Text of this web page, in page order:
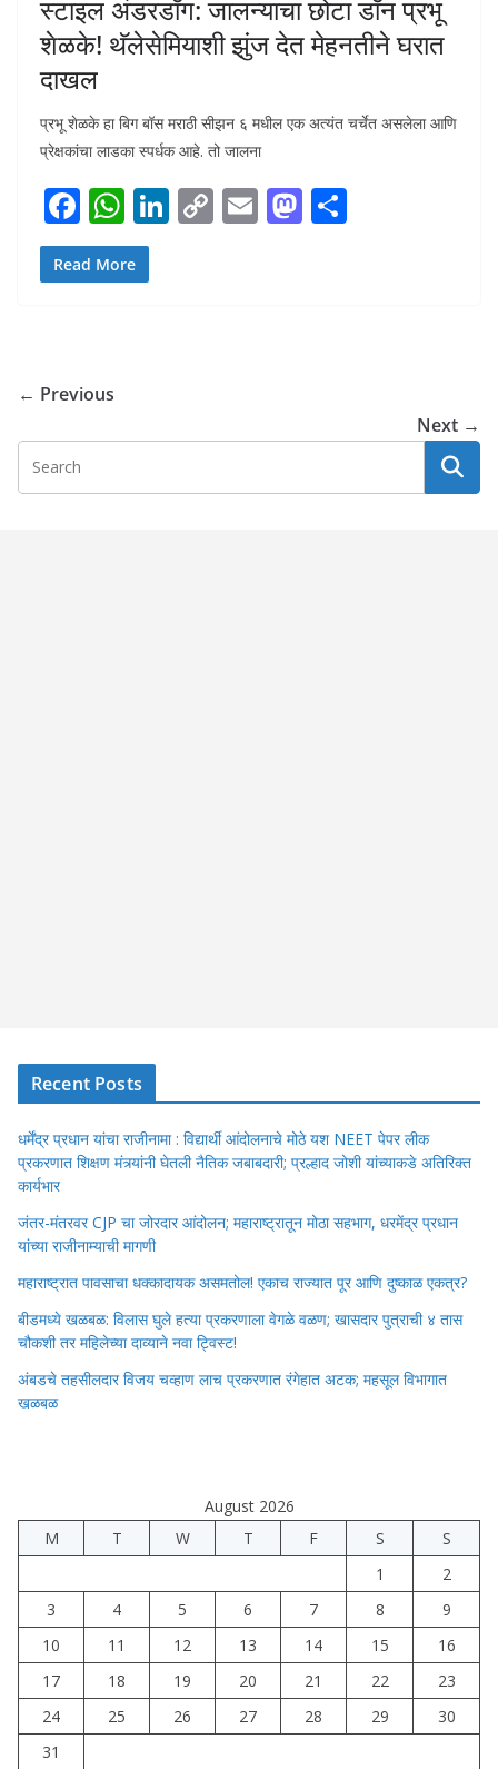
स्टाइल अंडरडॉग: जालन्याचा छोटा डॉन प्रभू
शेळके! थॅलेसेमियाशी झुंज देत मेहनतीने घरात
दाखल
प्रभू शेळके हा बिग बॉस मराठी सीझन ६ मधील एक अत्यंत चर्चेत असलेला आणि
प्रेक्षकांचा लाडका स्पर्धक आहे. तो जालना
F
ac
e
o
W
h
at
Li C E M
Read More
← Previous
Next →
Recent Posts
धर्मेंद्र प्रधान यांचा राजीनामा : विद्यार्थी आंदोलनाचे मोठे यश NEET पेपर लीक
प्रकरणात शिक्षण मंत्र्यांनी घेतली नैतिक जबाबदारी; प्रल्हाद जोशी यांच्याकडे अतिरिक्त
कार्यभार
जंतर-मंतरवर CJP चा जोरदार आंदोलन; महाराष्ट्रातून मोठा सहभाग, धरमेंद्र प्रधान
यांच्या राजीनाम्याची मागणी
महाराष्ट्रात पावसाचा धक्कादायक असमतोल! एकाच राज्यात पूर आणि दुष्काळ एकत्र?
बीडमध्ये खळबळ: विलास घुले हत्या प्रकरणाला वेगळे वळण; खासदार पुत्राची ४ तास
चौकशी तर महिलेच्या दाव्याने नवा ट्विस्ट!
अंबडचे तहसीलदार विजय चव्हाण लाच प्रकरणात रंगेहात अटक; महसूल विभागात
खळबळ
August 2026
M
T W T F S
S
1
2
3
4 5 6 7 8
9
10
11 12 13 14 15
16
17
18 19 20 21 22
23
24
25 26 27 28 29
30
31